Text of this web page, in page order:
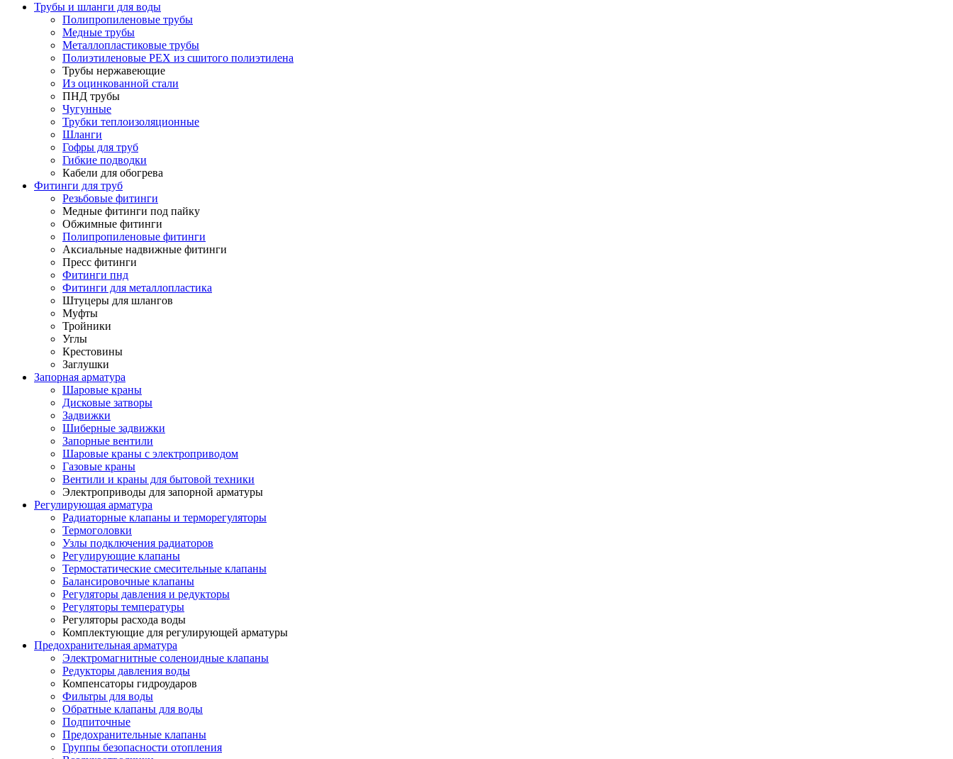
Трубы и шланги для воды
Полипропиленовые трубы
Медные трубы
Металлопластиковые трубы
Полиэтиленовые PEX из сшитого полиэтилена
Трубы нержавеющие
Из оцинкованной стали
ПНД трубы
Чугунные
Трубки теплоизоляционные
Шланги
Гофры для труб
Гибкие подводки
Кабели для обогрева
Фитинги для труб
Резьбовые фитинги
Медные фитинги под пайку
Обжимные фитинги
Полипропиленовые фитинги
Аксиальные надвижные фитинги
Пресс фитинги
Фитинги пнд
Фитинги для металлопластика
Штуцеры для шлангов
Муфты
Тройники
Углы
Крестовины
Заглушки
Запорная арматура
Шаровые краны
Дисковые затворы
Задвижки
Шиберные задвижки
Запорные вентили
Шаровые краны с электроприводом
Газовые краны
Вентили и краны для бытовой техники
Электроприводы для запорной арматуры
Регулирующая арматура
Радиаторные клапаны и терморегуляторы
Термоголовки
Узлы подключения радиаторов
Регулирующие клапаны
Термостатические смесительные клапаны
Балансировочные клапаны
Регуляторы давления и редукторы
Регуляторы температуры
Регуляторы расхода воды
Комплектующие для регулирующей арматуры
Предохранительная арматура
Электромагнитные соленоидные клапаны
Редукторы давления воды
Компенсаторы гидроударов
Фильтры для воды
Обратные клапаны для воды
Подпиточные
Предохранительные клапаны
Группы безопасности отопления